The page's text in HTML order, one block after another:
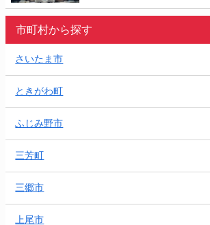
市町村から探す
さいたま市
ときがわ町
ふじみ野市
三芳町
三郷市
上尾市